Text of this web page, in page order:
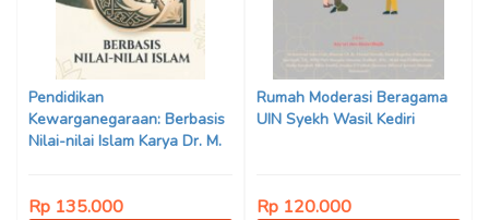
Pendidikan
Kewarganegaraan: Berbasis
Nilai-nilai Islam Karya Dr. M.
Adrenal Stezen, S.H., M.H.
Rp 135.000
Rumah Moderasi Beragama
UIN Syekh Wasil Kediri
Rp 120.000